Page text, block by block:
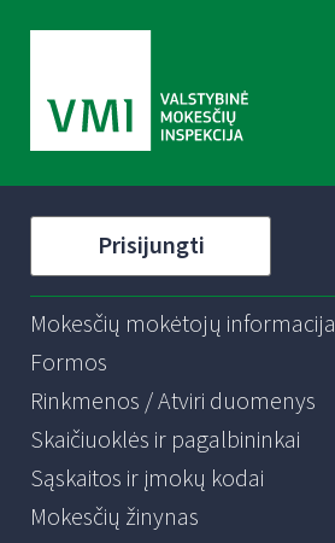
Prisijungti
Mokesčių mokėtojų informacija
Formos
Rinkmenos / Atviri duomenys
Skaičiuoklės ir pagalbininkai
Sąskaitos ir įmokų kodai
Mokesčių žinynas